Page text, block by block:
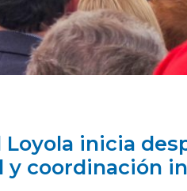
Loyola inicia
y coordinación